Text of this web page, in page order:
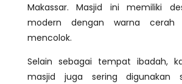
Makassar. Masjid ini memiliki
modern dengan warna cerah
mencolok.
Selain sebagai tempat ibadah,
masjid juga sering digunakan